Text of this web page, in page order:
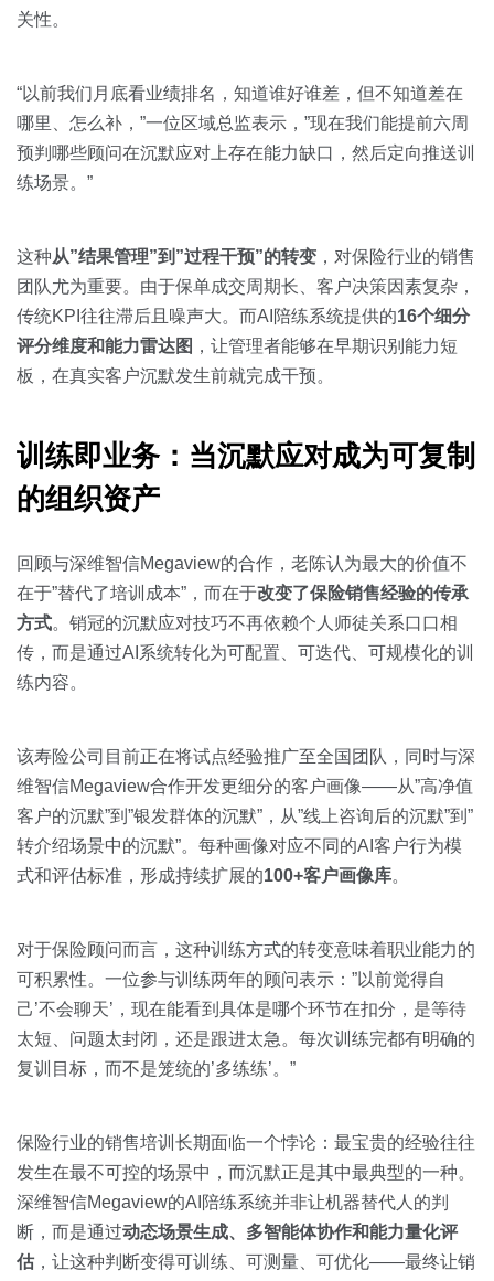
关性。
“以前我们月底看业绩排名，知道谁好谁差，但不知道差在
哪里、怎么补，”一位区域总监表示，”现在我们能提前六周
预判哪些顾问在沉默应对上存在能力缺口，然后定向推送训
练场景。”
这种从”结果管理”到”过程干预”的转变 ，对保险行业的销售
团队尤为重要。由于保单成交周期长、客户决策因素复杂，
传统KPI往往滞后且噪声大。而AI陪练系统提供的16个细分
评分维度和能力雷达图 ，让管理者能够在早期识别能力短
板，在真实客户沉默发生前就完成干预。
训练即业务：当沉默应对成为可复制
的组织资产
回顾与深维智信Megaview的合作，老陈认为最大的价值不
在于”替代了培训成本”，而在于改变了保险销售经验的传承
方式。销冠的沉默应对技巧不再依赖个人师徒关系口口相
传，而是通过AI系统转化为可配置、可迭代、可规模化的训
练内容。
该寿险公司目前正在将试点经验推广至全国团队，同时与深
维智信Megaview合作开发更细分的客户画像——从”高净值
客户的沉默”到”银发群体的沉默”，从”线上咨询后的沉默”到”
转介绍场景中的沉默”。每种画像对应不同的AI客户行为模
式和评估标准，形成持续扩展的100+客户画像库。
对于保险顾问而言，这种训练方式的转变意味着职业能力的
可积累性。一位参与训练两年的顾问表示：”以前觉得自
己’不会聊天’，现在能看到具体是哪个环节在扣分，是等待
太短、问题太封闭，还是跟进太急。每次训练完都有明确的
复训目标，而不是笼统的’多练练’。”
保险行业的销售培训长期面临一个悖论：最宝贵的经验往往
发生在最不可控的场景中，而沉默正是其中最典型的一种。
深维智信Megaview的AI陪练系统并非让机器替代人的判
断，而是通过动态场景生成、多智能体协作和能力量化评
估，让这种判断变得可训练、可测量、可优化——最终让销